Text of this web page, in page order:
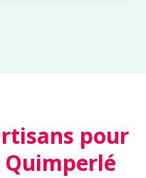
pour